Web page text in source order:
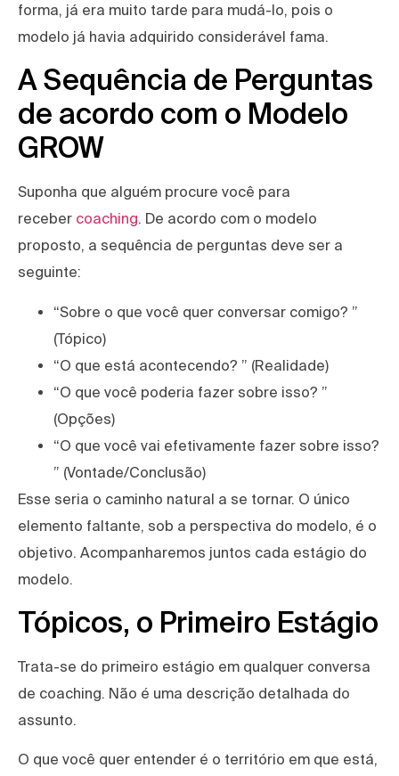
forma, já era muito tarde para mudá-lo, pois o
modelo já havia adquirido considerável fama.
A Sequência de Perguntas
de acordo com o Modelo
GROW
Suponha que alguém procure você para
receber coaching. De acordo com o modelo
proposto, a sequência de perguntas deve ser a
seguinte:
“Sobre o que você quer conversar comigo? ”
(Tópico)
“O que está acontecendo? ” (Realidade)
“O que você poderia fazer sobre isso? ”
(Opções)
“O que você vai efetivamente fazer sobre isso?
” (Vontade/Conclusão)
Esse seria o caminho natural a se tornar. O único
elemento faltante, sob a perspectiva do modelo, é o
objetivo. Acompanharemos juntos cada estágio do
modelo.
Tópicos, o Primeiro Estágio
Trata-se do primeiro estágio em qualquer conversa
de coaching. Não é uma descrição detalhada do
assunto.
O que você quer entender é o território em que está,